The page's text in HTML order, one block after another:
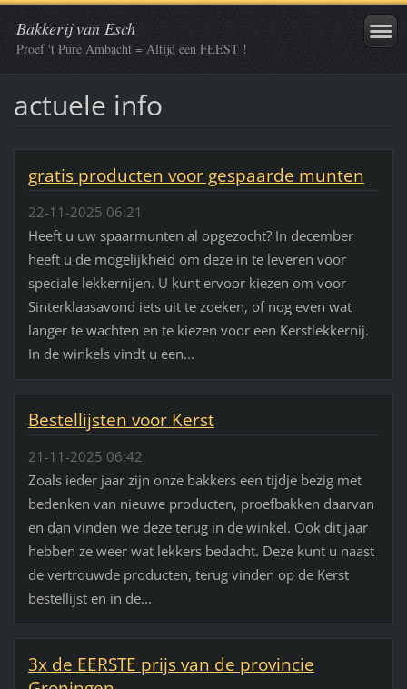
Bakkerij van Esch
Proef 't Pure Ambacht = Altijd een FEEST !
actuele info
gratis producten voor gespaarde munten
22-11-2025 06:21
Heeft u uw spaarmunten al opgezocht? In december
heeft u de mogelijkheid om deze in te leveren voor
speciale lekkernijen. U kunt ervoor kiezen om voor
Sinterklaasavond iets uit te zoeken, of nog even wat
langer te wachten en te kiezen voor een Kerstlekkernij.
In de winkels vindt u een...
Bestellijsten voor Kerst
21-11-2025 06:42
Zoals ieder jaar zijn onze bakkers een tijdje bezig met
bedenken van nieuwe producten, proefbakken daarvan
en dan vinden we deze terug in de winkel. Ook dit jaar
hebben ze weer wat lekkers bedacht. Deze kunt u naast
de vertrouwde producten, terug vinden op de Kerst
bestellijst en in de...
3x de EERSTE prijs van de provincie